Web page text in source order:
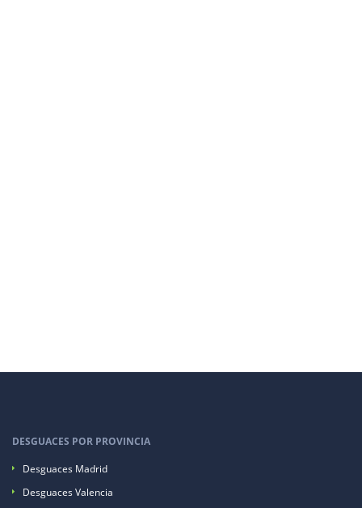
DESGUACES POR PROVINCIA
Desguaces Madrid
Desguaces Valencia